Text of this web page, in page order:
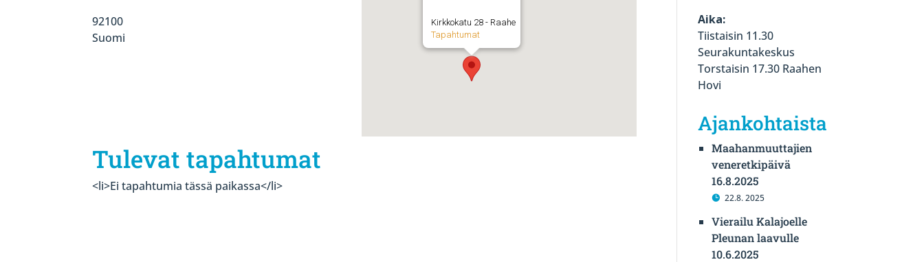
Kirkkokatu 28 - Raahe
Tapahtumat
92100
Suomi
Tulevat tapahtumat
<li>Ei tapahtumia tässä paikassa</li>
Aika:
Tiistaisin 11.30
Seurakuntakeskus
Torstaisin 17.30 Raahen
Hovi
Ajankohtaista
Maahanmuuttajien
veneretkipäivä
16.8.2025
22.8. 2025
Vierailu Kalajoelle
Pleunan laavulle
10.6.2025